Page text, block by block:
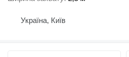
Україна, Київ